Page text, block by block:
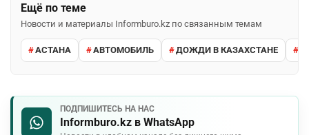
Ещё по теме
Новости и материалы Informburo.kz по связанным темам
АСТАНА АВТОМОБИЛЬ ДОЖДИ В КАЗАХСТАНЕ
ПОДПИШИТЕСЬ НА НАС
Informburo.kz в WhatsApp